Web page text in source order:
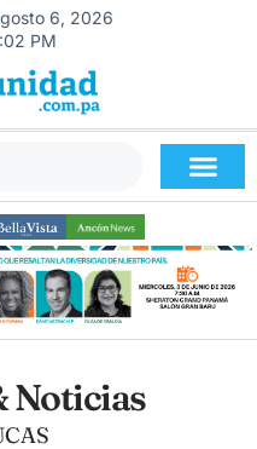
6, 2026
PM
Noticias